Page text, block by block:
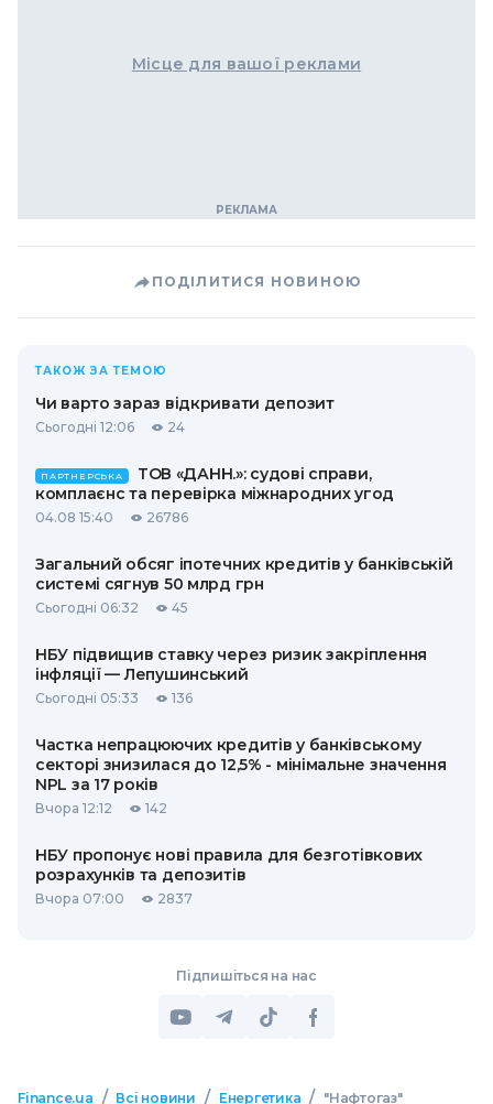
Місце для вашої реклами
ПОДІЛИТИСЯ НОВИНОЮ
ТАКОЖ ЗА ТЕМОЮ
Чи варто зараз відкривати депозит
Сьогодні 12:06 24
ПАРТНЕРСЬКА
ТОВ «ДАНН.»: судові справи,
комплаєнс та перевірка міжнародних угод
04.08 15:40 26786
Загальний обсяг іпотечних кредитів у банківській
системі сягнув 50 млрд грн
Сьогодні 06:32 45
НБУ підвищив ставку через ризик закріплення
інфляції — Лепушинський
Сьогодні 05:33 136
Частка непрацюючих кредитів у банківському
секторі знизилася до 12,5% - мінімальне значення
NPL за 17 років
Вчора 12:12 142
НБУ пропонує нові правила для безготівкових
розрахунків та депозитів
Вчора 07:00 2837
Підпишіться на нас
Finance.ua / Всі новини / Енергетика / "Нафтогаз"